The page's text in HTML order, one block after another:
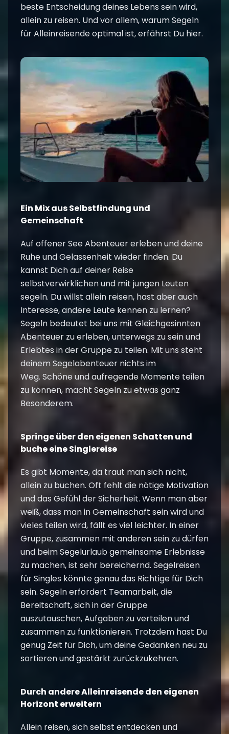
beste Entscheidung deines Lebens sein wird,
allein zu reisen. Und vor allem, warum Segeln
für Alleinreisende optimal ist, erfährst Du hier.
Ein Mix aus Selbstfindung und
Gemeinschaft
Auf offener See Abenteuer erleben und deine
Ruhe und Gelassenheit wieder finden. Du
kannst Dich auf deiner Reise
selbstverwirklichen und mit jungen Leuten
segeln. Du willst allein reisen, hast aber auch
Interesse, andere Leute kennen zu lernen?
Segeln bedeutet bei uns mit Gleichgesinnten
Abenteuer zu erleben, unterwegs zu sein und
Erlebtes in der Gruppe zu teilen. Mit uns steht
deinem Segelabenteuer nichts im
Weg. Schöne und aufregende Momente teilen
zu können, macht Segeln zu etwas ganz
Besonderem.
Springe über den eigenen Schatten und
buche eine Singlereise
Es gibt Momente, da traut man sich nicht,
allein zu buchen. Oft fehlt die nötige Motivation
und das Gefühl der Sicherheit. Wenn man aber
weiß, dass man in Gemeinschaft sein wird und
vieles teilen wird, fällt es viel leichter. In einer
Gruppe, zusammen mit anderen sein zu dürfen
und beim Segelurlaub gemeinsame Erlebnisse
zu machen, ist sehr bereichernd. Segelreisen
für Singles könnte genau das Richtige für Dich
sein. Segeln erfordert Teamarbeit, die
Bereitschaft, sich in der Gruppe
auszutauschen, Aufgaben zu verteilen und
zusammen zu funktionieren. Trotzdem hast Du
genug Zeit für Dich, um deine Gedanken neu zu
sortieren und gestärkt zurückzukehren.
Durch andere Alleinreisende den eigenen
Horizont erweitern
Allein reisen, sich selbst entdecken und